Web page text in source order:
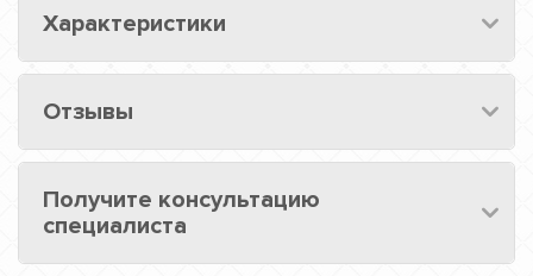
Характеристики
Отзывы
Получите консультацию
специалиста